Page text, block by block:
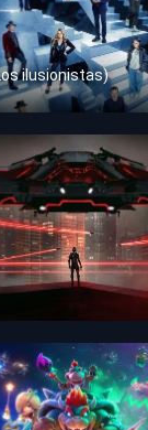
ilusionistas)